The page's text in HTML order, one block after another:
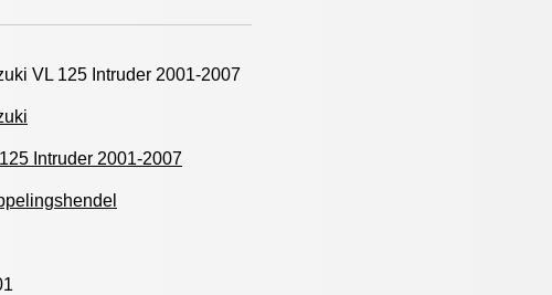
VL 125 Intruder 2001-2007
Intruder 2001-2007